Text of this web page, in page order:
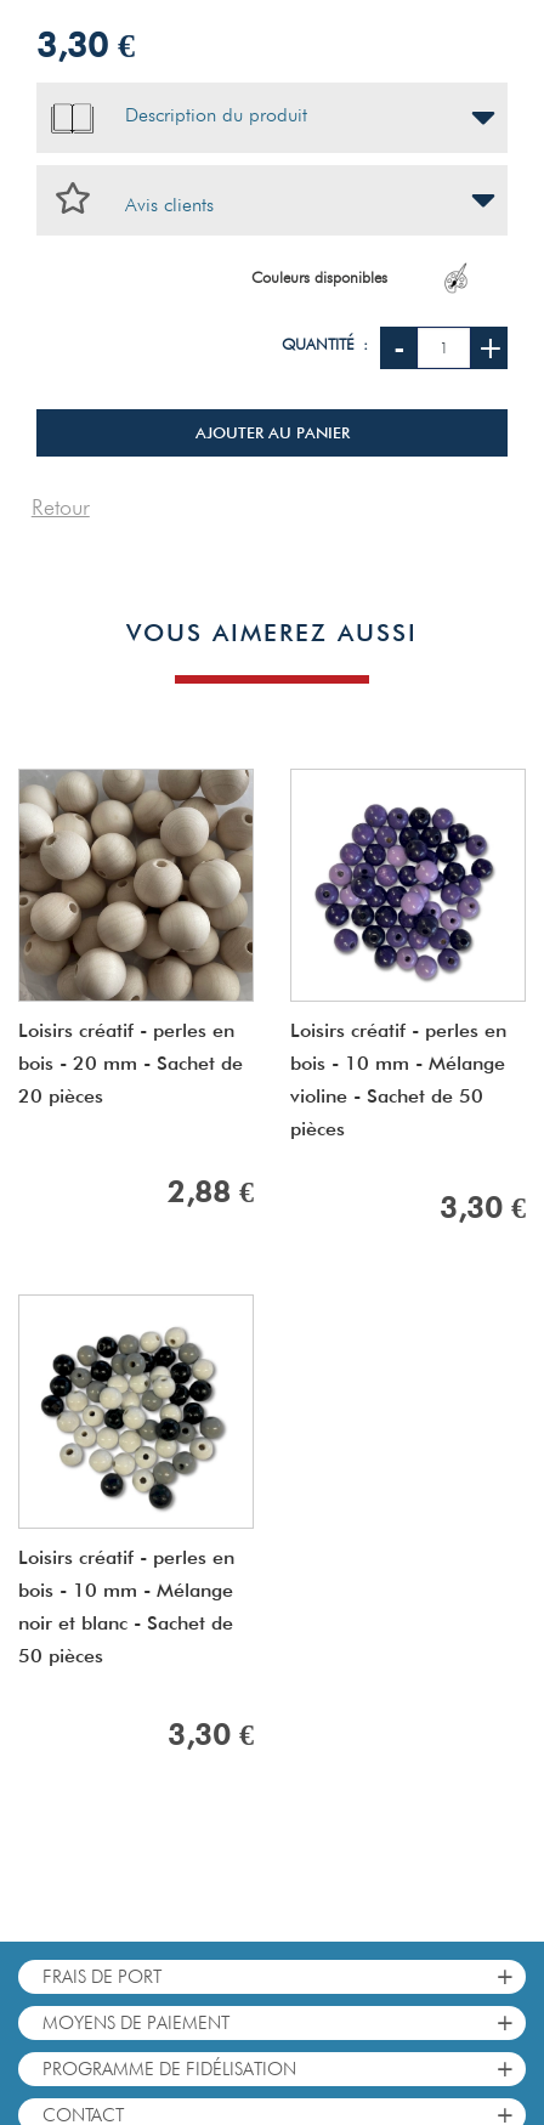
3,30 €
Description du produit
Avis clients
Couleurs disponibles
QUANTITÉ : - +
AJOUTER AU PANIER
Retour
VOUS AIMEREZ AUSSI
Loisirs créatif - perles en
bois - 20 mm - Sachet de
20 pièces
2,88 €
Loisirs créatif - perles en
bois - 10 mm - Mélange
violine - Sachet de 50
pièces
3,30 €
Loisirs créatif - perles en
bois - 10 mm - Mélange
noir et blanc - Sachet de
50 pièces
3,30 €
FRAIS DE PORT +
MOYENS DE PAIEMENT +
PROGRAMME DE FIDÉLISATION +
CONTACT +